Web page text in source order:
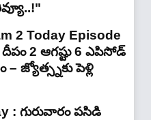
2 Today Episode
2 ఆగష్టు 6 ఎపిసోడ్
జ్యోత్స్నకు పెళ్లి
: గురువారం పసిడి